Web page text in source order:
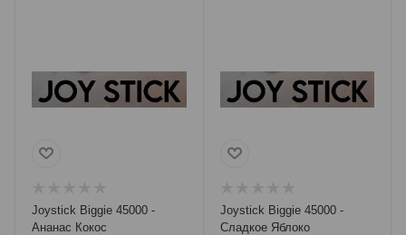
Joystick Biggie 45000 -
Ананас Кокос
Joystick Biggie 45000 -
Сладкое Яблоко